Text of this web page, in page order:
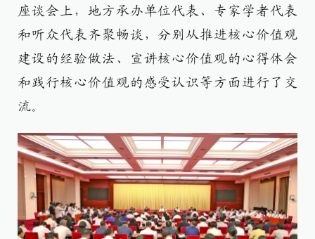
座谈会上，地方承办单位代表、专家学者代表
和听众代表齐聚畅谈，分别从推进核心价值观
建设的经验做法、宣讲核心价值观的心得体会
和践行核心价值观的感受认识等方面进行了交
流。